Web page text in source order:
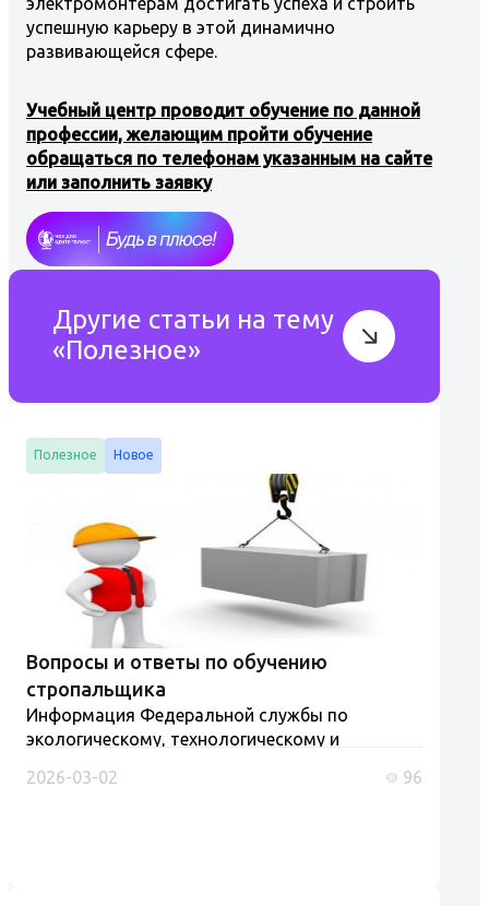
успешную карьеру в этой динамично
развивающейся сфере.
Учебный центр проводит обучение по данной
профессии, желающим пройти обучение
обращаться по телефонам указанным на сайте
или заполнить заявку
Другие статьи на тему
«Полезное»
Полезное Новое
Вопросы и ответы по обучению
стропальщика
Информация Федеральной службы по
экологическому, технологическому и
люльки, стропальщик (обучение и проверка
2026-03-02 96